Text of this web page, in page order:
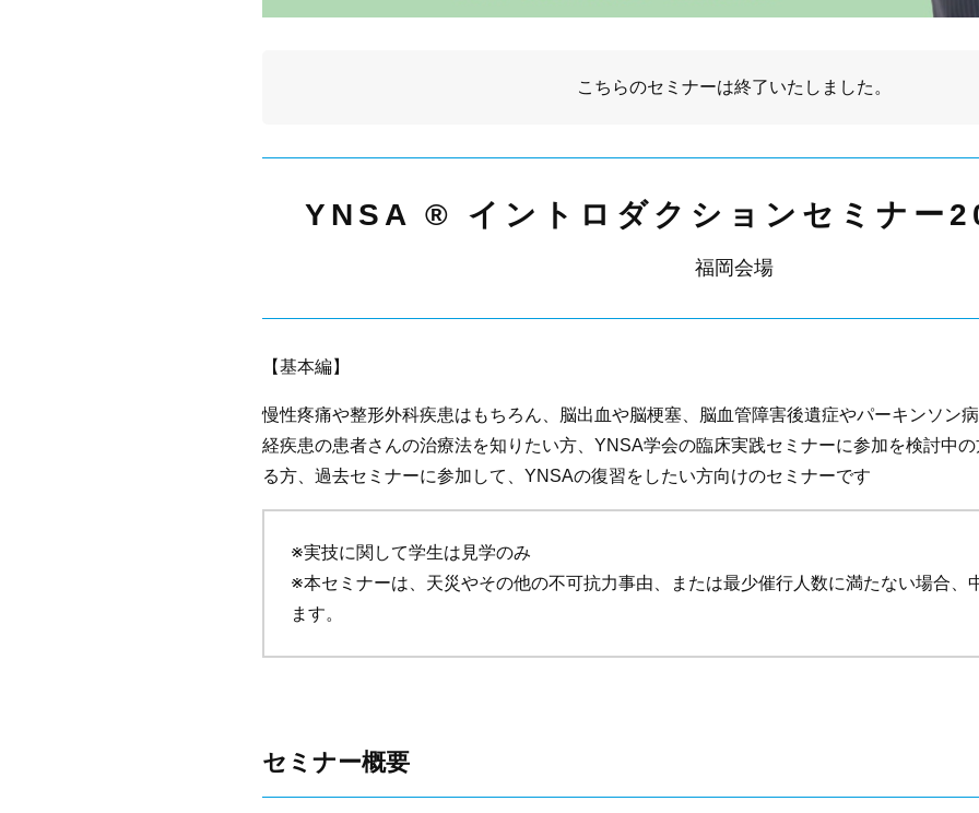
こちらのセミナーは終了いたしました。
YNSA ® イントロダクションセミナー
福岡会場
【基本編】
慢性疼痛や整形外科疾患はもちろん、脳出血や脳梗塞、脳血管障害後遺症やパーキンソン
経疾患の患者さんの治療法を知りたい方、YNSA学会の臨床実践セミナーに参加を検討中
る方、過去セミナーに参加して、YNSAの復習をしたい方向けのセミナーです
※実技に関して学生は見学のみ
※本セミナーは、天災やその他の不可抗力事由、または最少催行人数に満たない場合、
ます。
セミナー概要